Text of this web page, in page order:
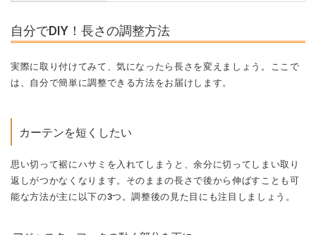
自分でDIY！長さの調整方法
実際に取り付けてみて、気になったら長さを変えましょう。ここで
は、自分で簡単に調整できる方法をお届けします。
カーテンを短くしたい
思い切って裾にハサミを入れてしまうと、余分に切ってしまい取り
返しがつかなくなります。そのままの長さで後から伸ばすことも可
能な方法が主に以下の3つ。調整後の見た目にも注目しましょう。